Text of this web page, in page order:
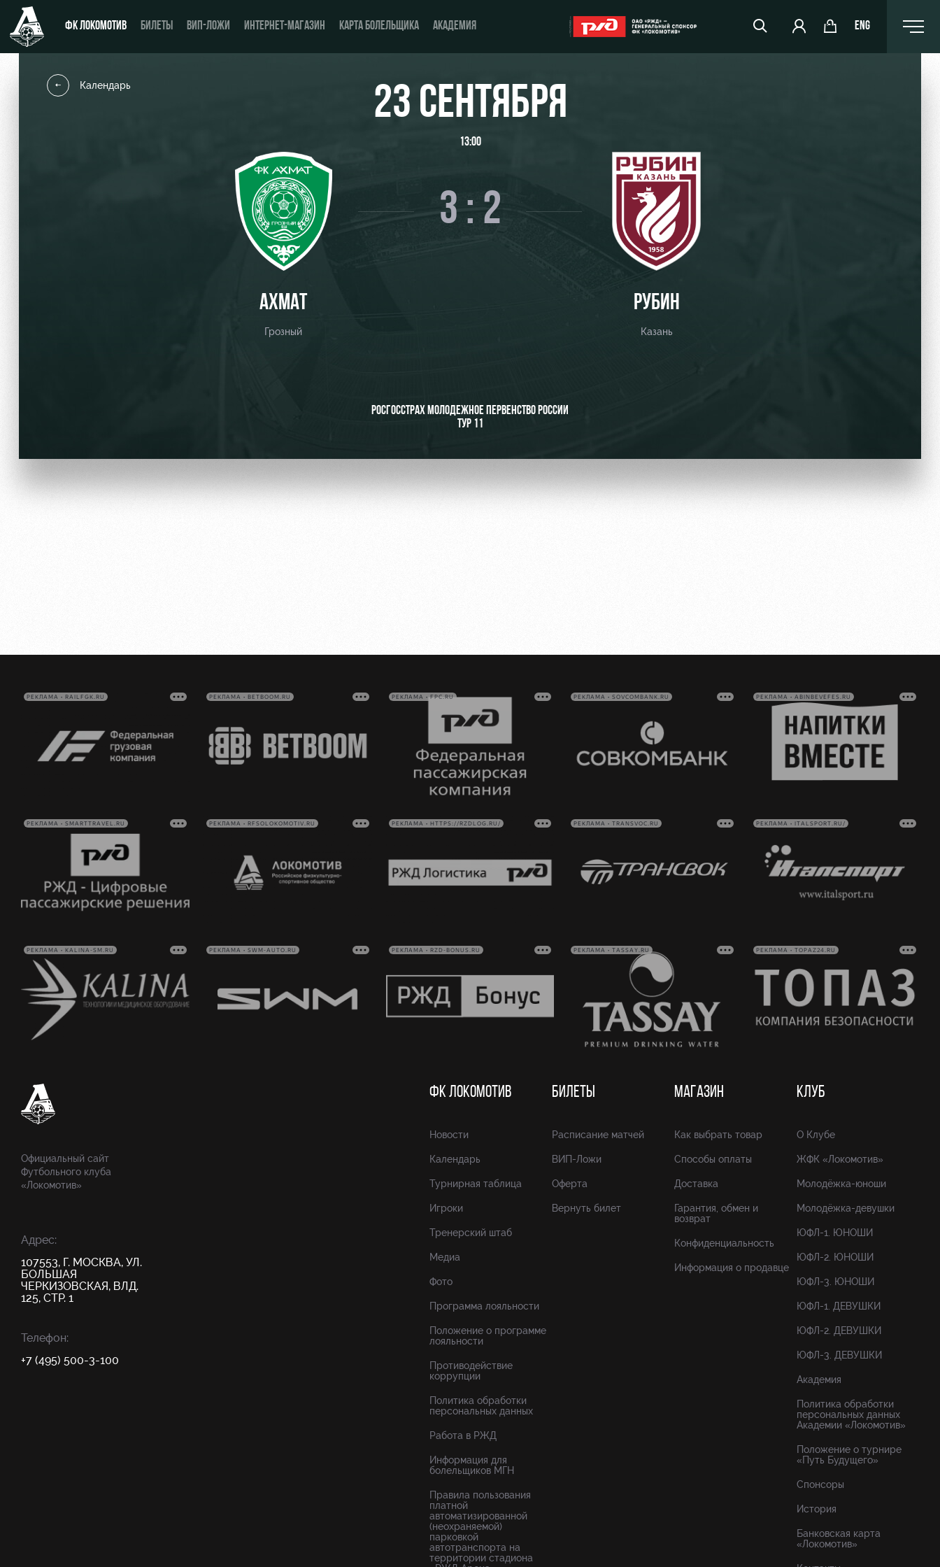
ФК ЛОКОМОТИВ БИЛЕТЫ ВИП-ЛОЖИ ИНТЕРНЕТ-МАГАЗИН КАРТА БОЛЕЛЬЩИКА АКАДЕМИЯ ENG
Купить билет
ВИП-ЛОЖИ
ВИП-ЗОНЫ
СЕМЕЙНЫЙ СЕКТОР
Места для МГН
Организация мероприятий
Аренда площадей
Ледовый дворец
Академия
Как поступить
Заставки
Парковка
Календарь 23 СЕНТЯБРЯ
13:00
АХМАТ
Грозный
3 : 2
РУБИН
Казань
РОСГОССТРАХ МОЛОДЕЖНОЕ ПЕРВЕНСТВО РОССИИ
ТУР 11
РЕКЛАМА • RAILFGK.RU РЕКЛАМА • BETBOOM.RU РЕКЛАМА • FPC.RU РЕКЛАМА • SOVCOMBANK.RU РЕКЛАМА • ABINBEVEFES.RU
РЕКЛАМА • SMARTTRAVEL.RU РЕКЛАМА • RFSOLOKOMOTIV.RU РЕКЛАМА • HTTPS://RZDLOG.RU/ РЕКЛАМА • TRANSVOC.RU РЕКЛАМА • ITALSPORT.RU/
РЕКЛАМА • KALINA-SM.RU РЕКЛАМА • SWM-AUTO.RU РЕКЛАМА • RZD-BONUS.RU РЕКЛАМА • TASSAY.RU РЕКЛАМА • TOPAZ24.RU
Официальный сайт
Футбольного клуба
«Локомотив»
Адрес:
107553, Г. МОСКВА, УЛ.
БОЛЬШАЯ
ЧЕРКИЗОВСКАЯ, ВЛД.
125, СТР. 1
Телефон:
+7 (495) 500-3-100
ФК ЛОКОМОТИВ
Новости
Календарь
Турнирная таблица
Игроки
Тренерский штаб
Медиа
Фото
Программа лояльности
Положение о программе
лояльности
Противодействие
коррупции
Политика обработки
персональных данных
Работа в РЖД
Информация для
болельщиков МГН
Правила пользования
платной
автоматизированной
(неохраняемой)
парковкой
автотранспорта на
территории стадиона
БИЛЕТЫ
Расписание матчей
ВИП-Ложи
Оферта
Вернуть билет
МАГАЗИН
Как выбрать товар
Способы оплаты
Доставка
Гарантия, обмен и
возврат
Конфиденциальность
Информация о продавце
КЛУБ
О Клубе
ЖФК «Локомотив»
Молодёжка-юноши
Молодёжка-девушки
ЮФЛ-1. ЮНОШИ
ЮФЛ-2. ЮНОШИ
ЮФЛ-3. ЮНОШИ
ЮФЛ-1. ДЕВУШКИ
ЮФЛ-2. ДЕВУШКИ
ЮФЛ-3. ДЕВУШКИ
Академия
Политика обработки
персональных данных
Академии «Локомотив»
Положение о турнире
«Путь Будущего»
Спонсоры
История
Банковская карта
«Локомотив»